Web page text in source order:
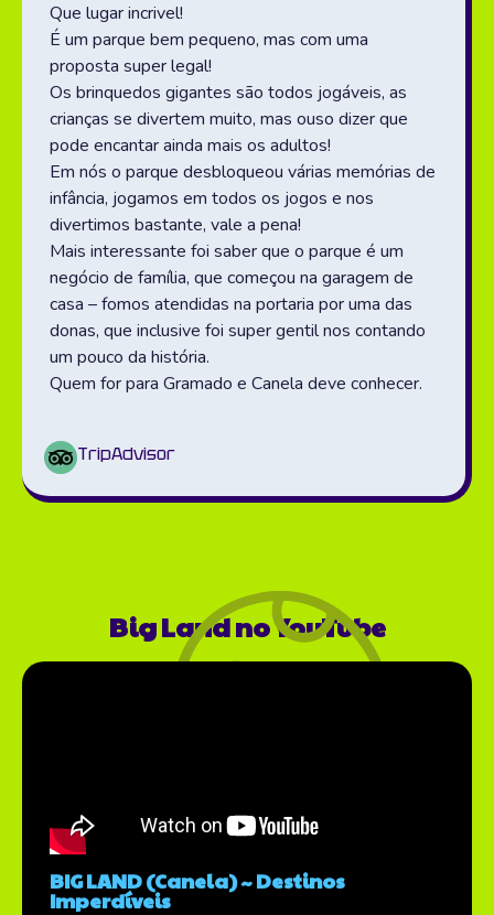
Que lugar incrivel!
É um parque bem pequeno, mas com uma
proposta super legal!
Os brinquedos gigantes são todos jogáveis, as
crianças se divertem muito, mas ouso dizer que
pode encantar ainda mais os adultos!
Em nós o parque desbloqueou várias memórias de
infância, jogamos em todos os jogos e nos
divertimos bastante, vale a pena!
Mais interessante foi saber que o parque é um
negócio de família, que começou na garagem de
casa – fomos atendidas na portaria por uma das
donas, que inclusive foi super gentil nos contando
um pouco da história.
Quem for para Gramado e Canela deve conhecer.
TripAdvisor
Big Land no YouTube
BIG LAND (Canela) ~ Destinos
Imperdíveis